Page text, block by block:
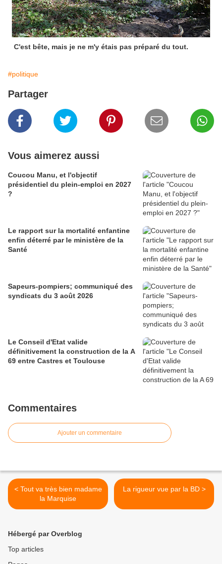
C'est bête, mais je ne m'y étais pas préparé du tout.
#politique
Partager
Vous aimerez aussi
Coucou Manu, et l'objectif
présidentiel du plein-emploi en 2027
?
Le rapport sur la mortalité enfantine
enfin déterré par le ministère de la
Santé
Sapeurs-pompiers; communiqué des
syndicats du 3 août 2026
Le Conseil d'Etat valide
définitivement la construction de la A
69 entre Castres et Toulouse
Commentaires
Ajouter un commentaire
< Tout va très bien madame
la Marquise
La rigueur vue par la BD >
Hébergé par Overblog
Top articles